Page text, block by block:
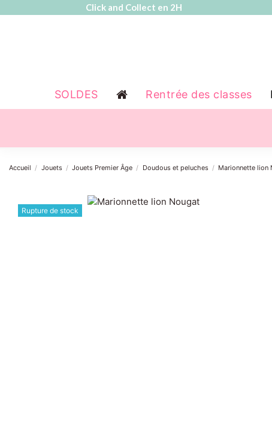
Click and Collect en 2H
SOLDES Rentrée des classes
Accueil Jouets Jouets Premier Âge Doudous et peluches Marionnette lion
Rupture de stock